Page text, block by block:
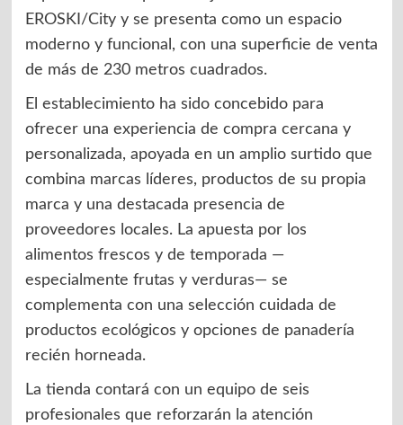
EROSKI/City y se presenta como un espacio
moderno y funcional, con una superficie de venta
de más de 230 metros cuadrados.
El establecimiento ha sido concebido para
ofrecer una experiencia de compra cercana y
personalizada, apoyada en un amplio surtido que
combina marcas líderes, productos de su propia
marca y una destacada presencia de
proveedores locales. La apuesta por los
alimentos frescos y de temporada —
especialmente frutas y verduras— se
complementa con una selección cuidada de
productos ecológicos y opciones de panadería
recién horneada.
La tienda contará con un equipo de seis
profesionales que reforzarán la atención